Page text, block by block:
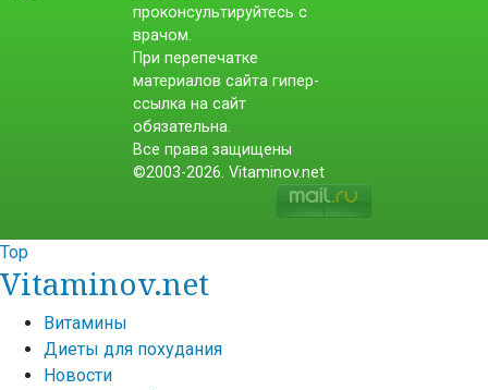
проконсультируйтесь с
врачом.
При перепечатке
материалов сайта гипер-
ссылка на сайт
обязательна.
Все права защищены
©2003-2026. Vitaminov.net
Top
Vitaminov.net
Витамины
Диеты для похудания
Новости